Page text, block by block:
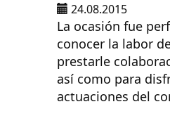
24.08.2015
La ocasión fue
conocer la labor
prestarle
así como para
actuaciones del